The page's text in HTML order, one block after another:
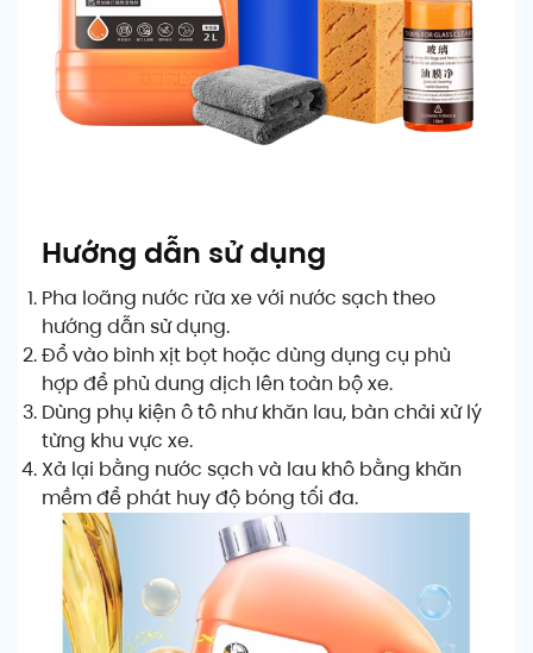
Hướng dẫn sử dụng
Pha loãng nước rửa xe với nước sạch theo
hướng dẫn sử dụng.
Đổ vào bình xịt bọt hoặc dùng dụng cụ phù
hợp để phủ dung dịch lên toàn bộ xe.
Dùng phụ kiện ô tô như khăn lau, bàn chải xử lý
từng khu vực xe.
Xả lại bằng nước sạch và lau khô bằng khăn
mềm để phát huy độ bóng tối đa.